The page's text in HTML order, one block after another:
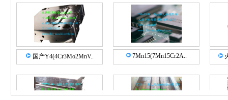
国产Y4(4Cr3Mo2MnV.. 7Mn15(7Mn15Cr2A..